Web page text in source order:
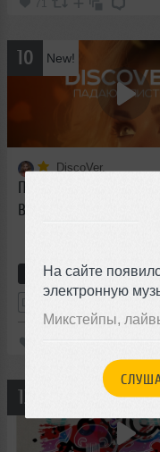
На сайте
электронную
Микстейпы,
10 New!
DiscoVer.
Падают листья (Club
Bottle?]
Авторский трек House
Dance-Pop
12